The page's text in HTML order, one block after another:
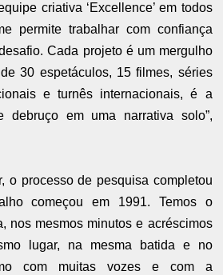
criativa ‘Excellence’ em todos
permite trabalhar com confiança
Cada projeto é um mergulho
30 espetáculos, 15 filmes, séries
e turnês internacionais, é a
debruço em uma narrativa solo”,
o processo de pesquisa completou
começou em 1991. Temos o
nos mesmos minutos e acréscimos
lugar, na mesma batida e no
com muitas vozes e com a